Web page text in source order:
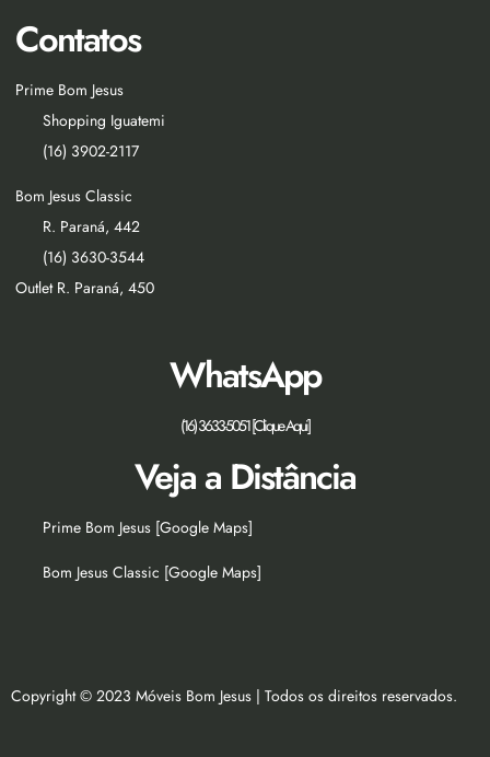
Contatos
Prime Bom Jesus
Shopping Iguatemi
(16) 3902-2117
Bom Jesus Classic
R. Paraná, 442
(16) 3630-3544
Outlet R. Paraná, 450
WhatsApp
(16) 3633-5051 [Clique Aqui]
Veja a Distância
Prime Bom Jesus [Google Maps]
Bom Jesus Classic [Google Maps]
Copyright © 2023 Móveis Bom Jesus | Todos os direitos reservados.